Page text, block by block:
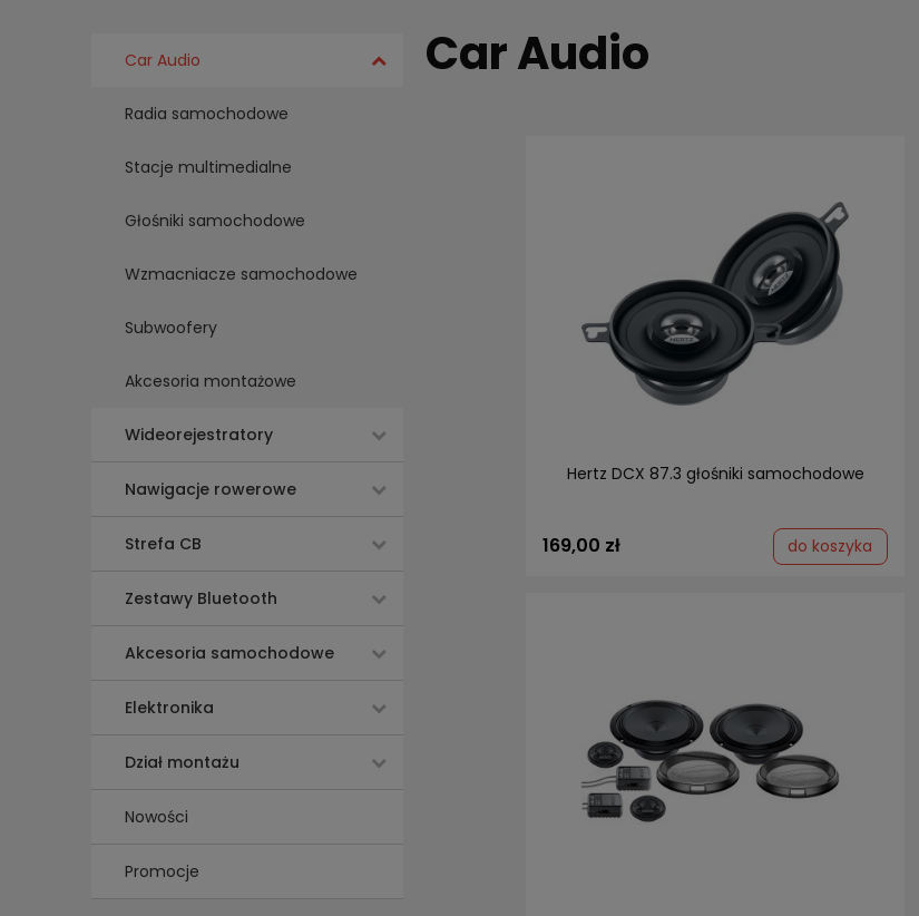
Car Audio
Radia samochodowe
Stacje multimedialne
Głośniki samochodowe
Wzmacniacze samochodowe
Subwoofery
Akcesoria montażowe
Wideorejestratory
Nawigacje rowerowe
Strefa CB
Zestawy Bluetooth
Akcesoria samochodowe
Elektronika
Dział montażu
Nowości
Promocje
Car Audio
Hertz DCX 87.3 głośniki samochodowe
169,00 zł do koszyka